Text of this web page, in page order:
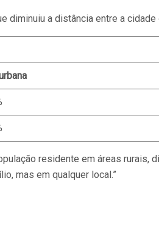
diminuiu a distância entre a cidade
residente em áreas rurais,
mas em qualquer local.”